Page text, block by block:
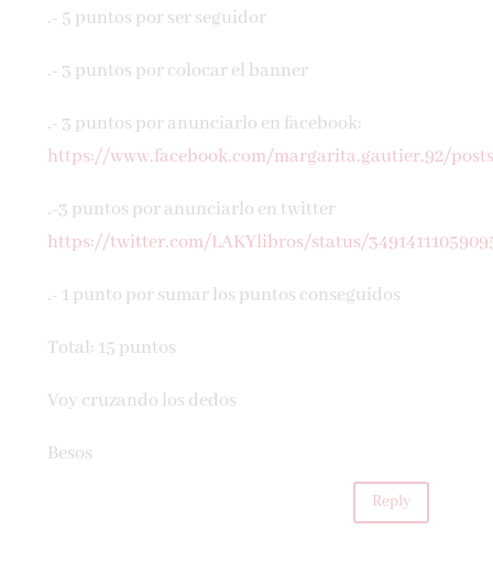
.- 5 puntos por ser seguidor
.- 3 puntos por colocar el banner
.- 3 puntos por anunciarlo en facebook:
https://www.facebook.com/margarita.gautier.92/
.-3 puntos por anunciarlo en twitter
https://twitter.com/LAKYlibros/status/
.- 1 punto por sumar los puntos conseguidos
Total: 15 puntos
Voy cruzando los dedos
Besos
Reply